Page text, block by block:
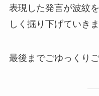
表現した発言が波紋
しく掘り下げていきま
最後までごゆっくり